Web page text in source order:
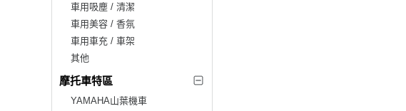
車用吸塵 / 清潔
車用美容 / 香氛
車用車充 / 車架
其他
摩托車特區
YAMAHA山葉機車